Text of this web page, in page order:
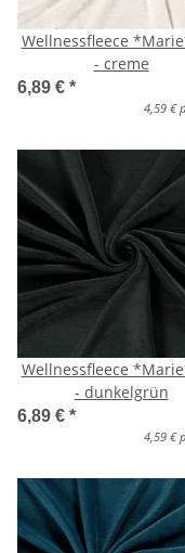
Wellnessfleece
- creme
6,89 € *
4,59 €
Wellnessfleece
- dunkelgrün
6,89 € *
4,59 €